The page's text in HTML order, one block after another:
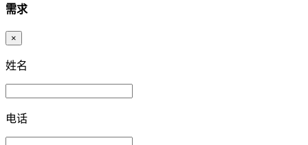
需求
×
姓名
电话